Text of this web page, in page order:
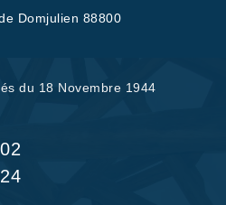
Domjulien 88800
du 18 Novembre 1944